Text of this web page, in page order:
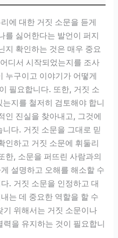
에 대한 거짓 소문을 듣게
를 싫어한다는 발언이 퍼지
지 확인하는 것은 매우 중요
디서 시작되었는지를 조사
누구이고 이야기가 어떻게
필요합니다. 또한, 거짓 소
지를 철저히 검토해야 합니
인 진실을 찾아내고, 그것에
다. 거짓 소문을 그대로 믿
인하고 거짓 소문에 휘둘리
한, 소문을 퍼뜨린 사람과의
설명하고 오해를 해소할 수
. 거짓 소문을 인정하고 대
는 데 중요한 역할을 할 수
위해서는 거짓 소문이나
을 유지하는 것이 필요합니